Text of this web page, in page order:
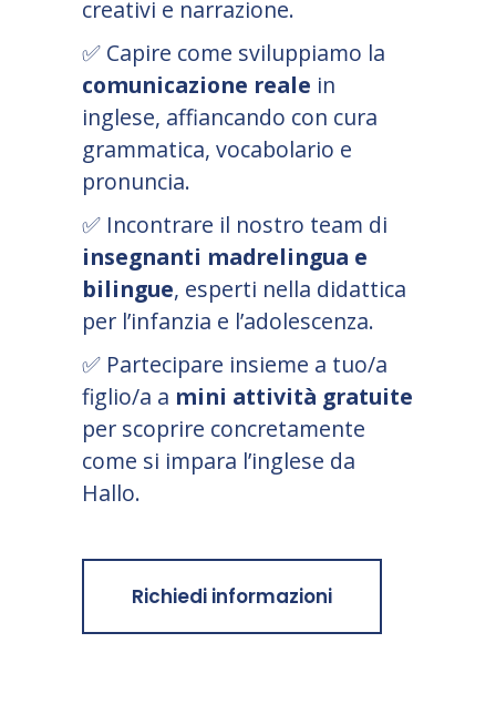
creativi e narrazione.
✅ Capire come sviluppiamo la
comunicazione reale in
inglese, affiancando con cura
grammatica, vocabolario e
pronuncia.
✅ Incontrare il nostro team di
insegnanti madrelingua e
bilingue, esperti nella didattica
per l’infanzia e l’adolescenza.
✅ Partecipare insieme a tuo/a
figlio/a a mini attività gratuite
per scoprire concretamente
come si impara l’inglese da
Hallo.
Richiedi informazioni